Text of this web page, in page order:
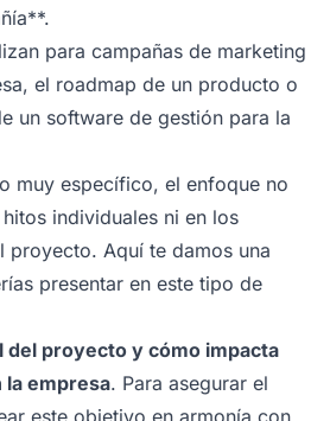
para campañas de marketing
el roadmap de un producto o
un software de gestión para la
muy específico, el enfoque no
individuales ni en los
proyecto. Aquí te damos una
presentar en este tipo de
del proyecto y cómo impacta
empresa. Para asegurar el
este objetivo en armonía con